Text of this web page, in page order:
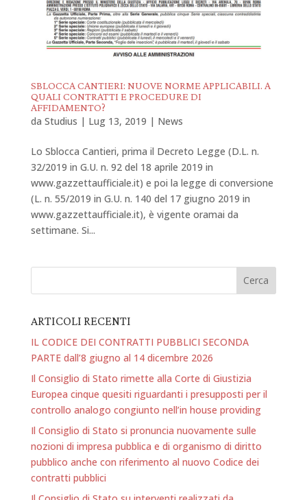
SBLOCCA CANTIERI: NUOVE NORME APPLICABILI. A
QUALI CONTRATTI E PROCEDURE DI
AFFIDAMENTO?
da Studius | Lug 13, 2019 | News
Lo Sblocca Cantieri, prima il Decreto Legge (D.L. n.
32/2019 in G.U. n. 92 del 18 aprile 2019 in
www.gazzettaufficiale.it) e poi la legge di conversione
(L. n. 55/2019 in G.U. n. 140 del 17 giugno 2019 in
www.gazzettaufficiale.it), è vigente oramai da
settimane. Si...
ARTICOLI RECENTI
IL CODICE DEI CONTRATTI PUBBLICI SECONDA
PARTE dall’8 giugno al 14 dicembre 2026
Il Consiglio di Stato rimette alla Corte di Giustizia
Europea cinque quesiti riguardanti i presupposti per il
controllo analogo congiunto nell’in house providing
Il Consiglio di Stato si pronuncia nuovamente sulle
nozioni di impresa pubblica e di organismo di diritto
pubblico anche con riferimento al nuovo Codice dei
contratti pubblici